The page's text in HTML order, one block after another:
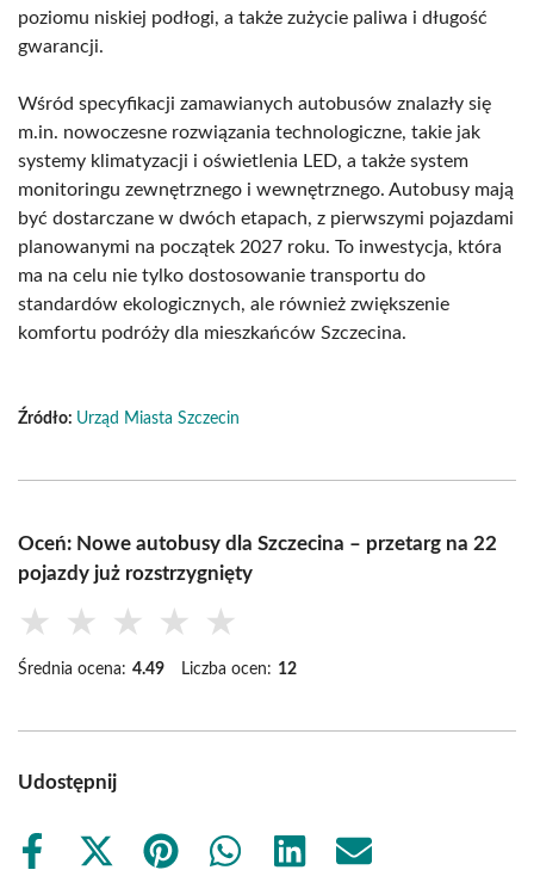
poziomu niskiej podłogi, a także zużycie paliwa i długość
gwarancji.
Wśród specyfikacji zamawianych autobusów znalazły się
m.in. nowoczesne rozwiązania technologiczne, takie jak
systemy klimatyzacji i oświetlenia LED, a także system
monitoringu zewnętrznego i wewnętrznego. Autobusy mają
być dostarczane w dwóch etapach, z pierwszymi pojazdami
planowanymi na początek 2027 roku. To inwestycja, która
ma na celu nie tylko dostosowanie transportu do
standardów ekologicznych, ale również zwiększenie
komfortu podróży dla mieszkańców Szczecina.
Źródło: Urząd Miasta Szczecin
Oceń: Nowe autobusy dla Szczecina – przetarg na 22
pojazdy już rozstrzygnięty
★ ★ ★ ★ ★
Średnia ocena: 4.49 Liczba ocen: 12
Udostępnij
Share
Share
Share
Share
Share
Share